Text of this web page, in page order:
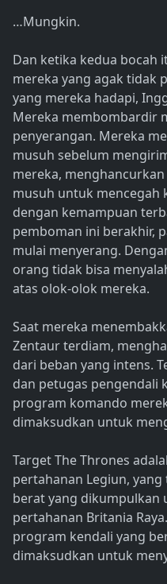
…Mungkin.
Dan ketika kedua bocah
mereka yang agak tidak
yang mereka hadapi,
Mereka membombardir
penyerangan. Mereka
musuh sebelum
mereka,
musuh untuk mencegah
dengan kemampuan
pemboman ini berakhir,
mulai menyerang.
orang tidak bisa
atas olok-olok mereka.
Saat mereka
Zentaur terdiam,
dari beban yang intens.
dan petugas pengendali
program komando
dimaksudkan untuk
Target The Thrones
pertahanan Legiun,
berat yang dikumpulkan
pertahanan Britania
program kendali yang
dimaksudkan untuk